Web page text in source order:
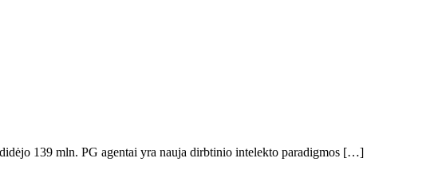
139 mln. PG agentai yra nauja dirbtinio intelekto paradigmos […]